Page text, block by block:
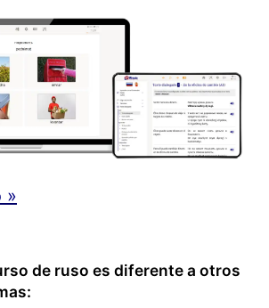
»
de ruso es diferente a otros